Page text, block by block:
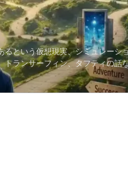
という仮想現実、シミュレーシ
ランサーフィン、タフティの話